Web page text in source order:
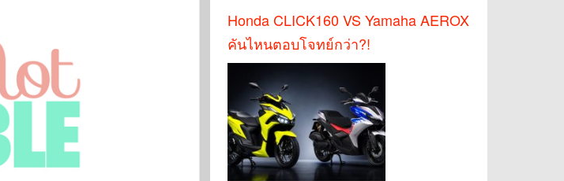
Honda CLICK160 VS Yamaha AEROX
คันไหนตอบโจทย์กว่า?!